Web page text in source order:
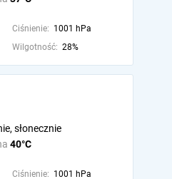
Ciśnienie: 1001 hPa
Wilgotność: 28%
40°C
słonecznie
Ciśnienie: 1001 hPa